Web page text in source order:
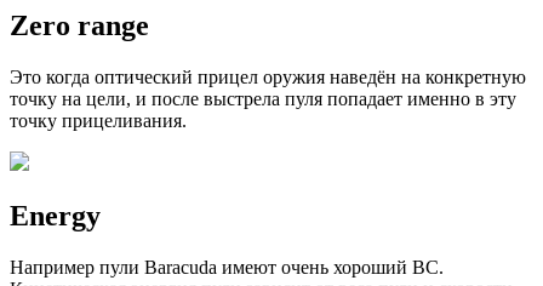
Zero range
Это когда оптический прицел оружия наведён на конкретную
точку на цели, и после выстрела пуля попадает именно в эту
точку прицеливания.
Energy
Например пули Baracuda имеют очень хороший ВС.